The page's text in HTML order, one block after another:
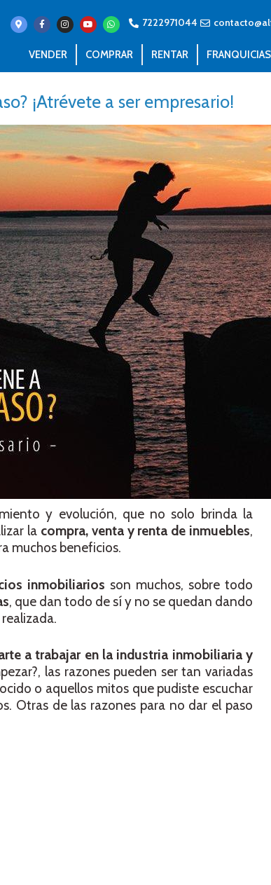
7222971044
VENDER COMPRAR RENTAR FRANQUICIAS
¡Atrévete a ser empresario!
y evolución, que no solo brinda la
la compra, venta y renta de inmuebles,
muchos beneficios.
inmobiliarios son muchos, sobre todo
, que dan todo de sí y no se quedan dando
a trabajar en la industria inmobiliaria y
las razones pueden ser tan variadas
o aquellos mitos que pudiste escuchar
Otras de las razones para no dar el paso